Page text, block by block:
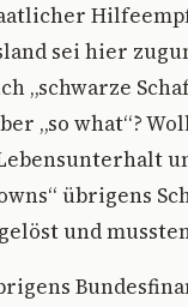
sei hier
„schwarze
„so what“?
übrigens
und